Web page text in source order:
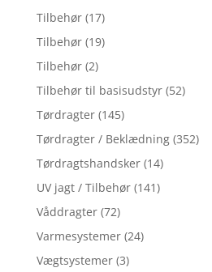
Tilbehør (17)
Tilbehør (19)
Tilbehør (2)
Tilbehør til basisudstyr (52)
Tørdragter (145)
Tørdragter / Beklædning (352)
Tørdragtshandsker (14)
UV jagt / Tilbehør (141)
Våddragter (72)
Varmesystemer (24)
Vægtsystemer (3)